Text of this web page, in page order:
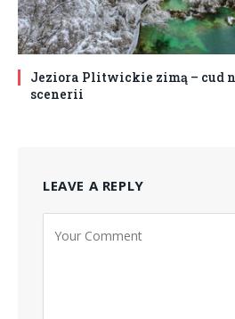
Jeziora Plitwickie zimą – cud
scenerii
LEAVE A REPLY